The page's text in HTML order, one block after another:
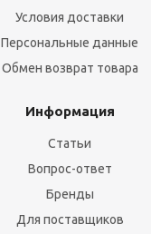
Условия доставки
Персональные данные
Обмен возврат товара
Информация
Статьи
Вопрос-ответ
Бренды
Для поставщиков